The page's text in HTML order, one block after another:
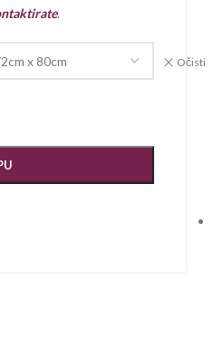
.
Očisti